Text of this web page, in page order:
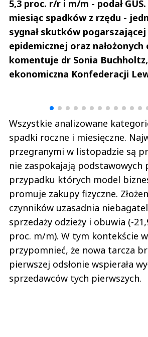
5,3 proc. r/r i m/m - podał
miesiąc spadków z rzędu -
sygnał skutków
epidemicznej oraz
komentuje dr Sonia
ekonomiczna Konfederacji
Wszystkie analizowane
spadki roczne i miesięczne.
przegranymi w listopadzie są
nie zaspokajają
przypadku których model
promuje zakupy fizyczne.
czynników uzasadnia
sprzedaży odzieży i obuwia (-
proc. m/m). W tym kontekście
przypomnieć, że nowa tarcza
pierwszej odsłonie wspierała
sprzedawców tych pierwszych.